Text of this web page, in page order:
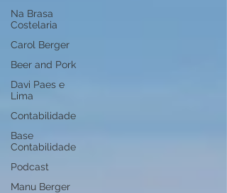
Na Brasa
Costelaria
Carol Berger
Beer and Pork
Davi Paes e
Lima
Contabilidade
Base
Contabilidade
Podcast
Manu Berger